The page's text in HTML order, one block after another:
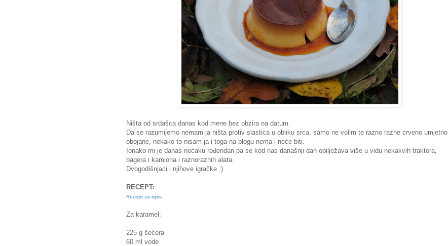
Ništa od srdašca danas kod mene bez obzira na datum.
Da se razumijemo nemam ja ništa protiv slastica u obliku srca, samo ne volim te razno razne crveno umjetno
obojane, nekako to nisam ja i toga na blogu nema i neće biti.
Ionako mi je danas nećaku rođendan pa se kod nas današnji dan obilježava više u vidu nekakvih traktora,
bagera i kamiona i raznoraznih alata.
Dvogodišnjaci i njihove igračke :)
RECEPT:
Recept za ispis
Za karamel:
225 g šećera
60 ml vode